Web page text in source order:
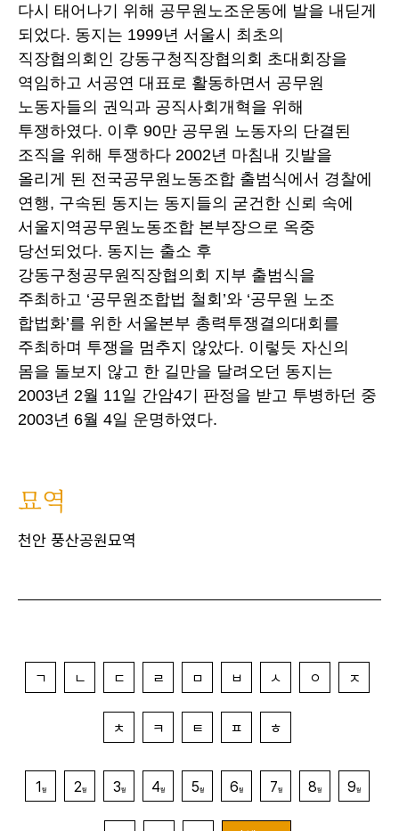
다시 태어나기 위해 공무원노조운동에 발을 내딛게
되었다. 동지는 1999년 서울시 최초의
직장협의회인 강동구청직장협의회 초대회장을
역임하고 서공연 대표로 활동하면서 공무원
노동자들의 권익과 공직사회개혁을 위해
투쟁하였다. 이후 90만 공무원 노동자의 단결된
조직을 위해 투쟁하다 2002년 마침내 깃발을
올리게 된 전국공무원노동조합 출범식에서 경찰에
연행, 구속된 동지는 동지들의 굳건한 신뢰 속에
서울지역공무원노동조합 본부장으로 옥중
당선되었다. 동지는 출소 후
강동구청공무원직장협의회 지부 출범식을
주최하고 ‘공무원조합법 철회’와 ‘공무원 노조
합법화’를 위한 서울본부 총력투쟁결의대회를
주최하며 투쟁을 멈추지 않았다. 이렇듯 자신의
몸을 돌보지 않고 한 길만을 달려오던 동지는
2003년 2월 11일 간암4기 판정을 받고 투병하던 중
2003년 6월 4일 운명하였다.
묘역
천안 풍산공원묘역
ㄱ ㄴ ㄷ ㄹ ㅁ ㅂ ㅅ ㅇ ㅈ
ㅊ ㅋ ㅌ ㅍ ㅎ
1 월 2월 3월 4월 5월 6월 7월 8월 9월